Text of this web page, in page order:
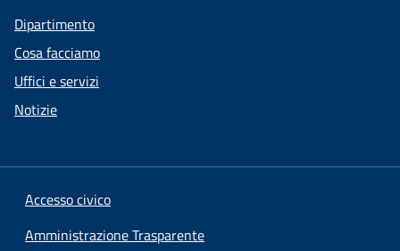
Dipartimento
Cosa facciamo
Uffici e servizi
Notizie
Accesso civico
Amministrazione Trasparente